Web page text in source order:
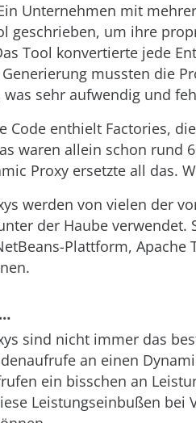
Unternehmen mit
geschrieben, um ihre
Tool konvertierte jede
mussten die
was sehr aufwendig und
Code enthielt Factories,
waren allein schon rund
Proxy ersetzte all das.
werden von vielen der
der Haube verwendet.
Plattform, Apache
sind nicht immer das
an einen
ein bisschen an
Leistungseinbußen bei